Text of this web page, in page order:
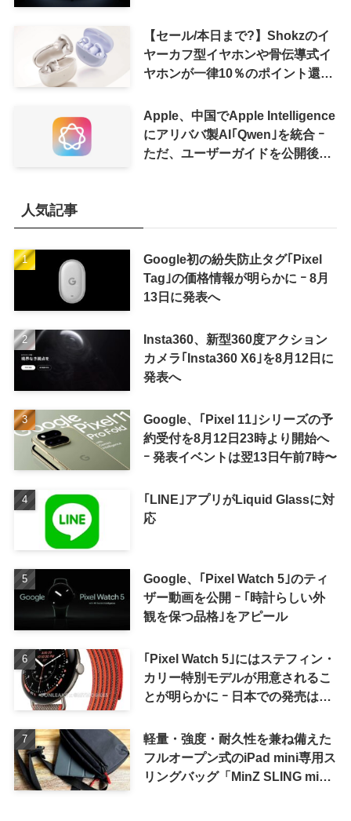
【セール/本日まで?】Shokzのイ
ヤーカフ型イヤホンや骨伝導式イ
ヤホンが一律10％のポイント還元
Apple、中国でApple Intelligence
にアリババ製AI｢Qwen｣を統合 ｰ
ただ、ユーザーガイドを公開後に
人気記事
Google初の紛失防止タグ｢Pixel
Tag｣の価格情報が明らかに ｰ 8月
13日に発表へ
Insta360、新型360度アクション
カメラ｢Insta360 X6｣を8月12日に
発表へ
Google、｢Pixel 11｣シリーズの予
約受付を8月12日23時より開始へ
ｰ 発表イベントは翌13日午前7時〜
｢LINE｣アプリがLiquid Glassに対
応
Google、｢Pixel Watch 5｣のティ
ザー動画を公開 ｰ ｢時計らしい外
観を保つ品格｣をアピール
｢Pixel Watch 5｣にはステフィン・
カリー特別モデルが用意されるこ
とが明らかに ｰ 日本での発売は期
軽量・強度・耐久性を兼ね備えた
フルオープン式のiPad mini専用ス
リングバッグ「MinZ SLING mini